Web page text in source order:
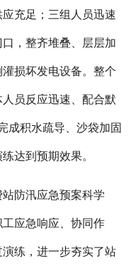
充足；三组人员迅速
，整齐堆叠、层层加
损坏发电设备。整个
员反应迅速、配合默
成积水疏导、沙袋加固
达到预期效果。
防汛应急预案科学
应急响应、协同作
练，进一步夯实了站